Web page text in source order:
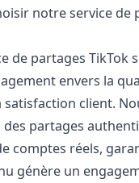
notre service de
de partages TikTok
envers la
client.
partages
comptes réels,
génère un